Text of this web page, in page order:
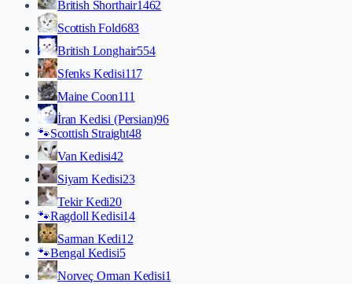
British Shorthair1462
Scottish Fold683
British Longhair554
Sfenks Kedisi117
Maine Coon111
İran Kedisi (Persian)96
🐾Scottish Straight48
Van Kedisi42
Siyam Kedisi23
Tekir Kedi20
🐾Ragdoll Kedisi14
Sarman Kedi12
🐾Bengal Kedisi5
Norveç Orman Kedisi1